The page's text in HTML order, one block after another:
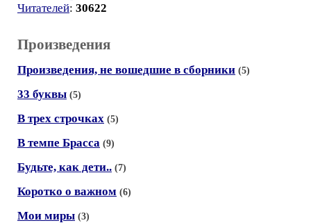
Читателей: 30622
Произведения
Произведения, не вошедшие в сборники (5)
33 буквы (5)
В трех строчках (5)
В темпе Брасса (9)
Будьте, как дети.. (7)
Коротко о важном (6)
Мои миры (3)